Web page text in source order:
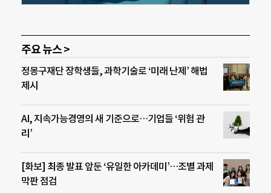
주요 뉴스 >
정몽구재단 장학생들, 과학기술로 ‘미래 난제’ 해법
제시
AI, 지속가능경영의 새 기준으로…기업들 ‘위험 관
리’
[화보] 최종 발표 앞둔 ‘유일한 아카데미’…조별 과제
막판 점검